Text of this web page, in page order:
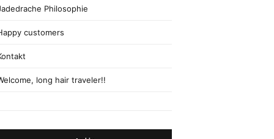
Philosophie
customers
long hair traveler!!